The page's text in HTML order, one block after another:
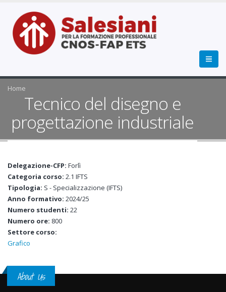
Home
Tecnico del disegno e
progettazione industriale
Delegazione-CFP: Forlì
Categoria corso: 2.1 IFTS
Tipologia: S - Specializzazione (IFTS)
Anno formativo: 2024/25
Numero studenti: 22
Numero ore: 800
Settore corso:
Grafico
About Us